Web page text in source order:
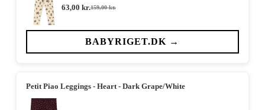
159,00kr.
Den
pris
var:
63,00 kr.Den
pris
er:
BABYRIGET.DK →
Petit Piao Leggings - Heart - Dark Grape/White